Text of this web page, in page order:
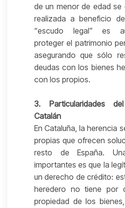
de un menor de edad se
realizada a beneficio
“escudo legal” es
proteger el patrimonio
asegurando que sólo
deudas con los bienes
con los propios.
3. Particularidades
Catalán
En Cataluña, la herencia
propias que ofrecen
resto de España.
importantes es que la
un derecho de crédito:
heredero no tiene por
propiedad de los